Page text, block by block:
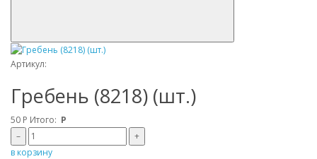
Артикул:
Гребень (8218) (шт.)
50 Р Итого: Р
–
+
в корзину